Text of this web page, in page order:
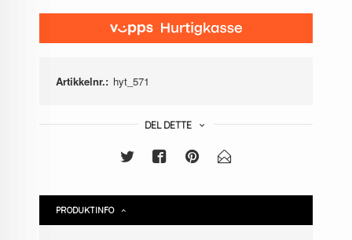
Artikkelnr.: hyt_571
DEL DETTE
PRODUKTINFO